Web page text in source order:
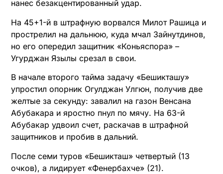
нанес безакцентированный удар.
На 45+1-й в штрафную ворвался Милот Рашица и
прострелил на дальнюю, куда мчал Зайнутдинов,
но его опередил защитник «Коньяспора» –
Угурджан Язылы срезал в свои.
В начале второго тайма задачу «Бешикташу»
упростил опорник Огулджан Улгюн, получив две
желтые за секунду: завалил на газон Венсана
Абубакара и яростно пнул по мячу. На 63-й
Абубакар удвоил счет, раскачав в штрафной
защитников и пробив в дальний.
После семи туров «Бешикташ» четвертый (13
очков), а лидирует «Фенербахче» (21).